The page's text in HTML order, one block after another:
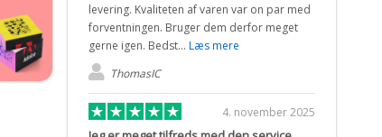
levering. Kvaliteten af varen var on par med
forventningen. Bruger dem derfor meget
gerne igen. Bedst...Læs mere
ThomasIC
4. november 2025